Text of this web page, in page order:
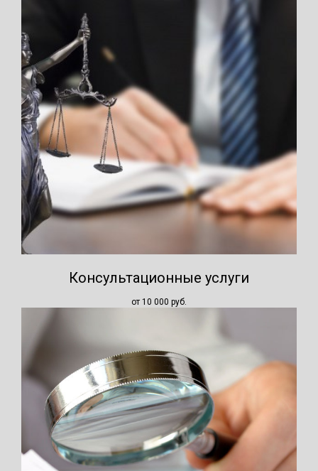
Консультационные услуги
от 10 000 руб.